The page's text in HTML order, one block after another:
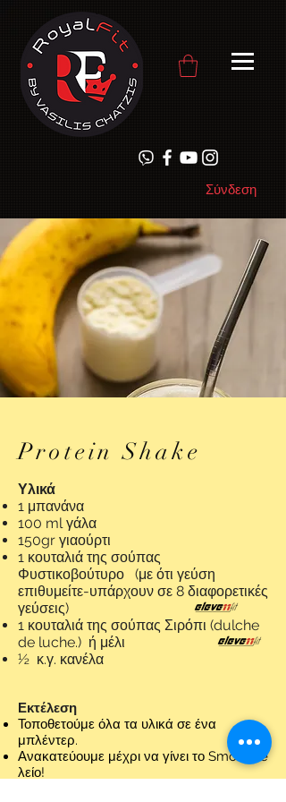
Σύνδεση
Protein Shake
Υλικά
1 μπανάνα
100 ml γάλα
150gr γιαούρτι
1 κουταλιά της σούπας
Φυστικοβούτυρο (με ότι γεύση
επιθυμείτε-υπάρχουν σε 8 διαφορετικές
γεύσεις)
1 κουταλιά της σούπας Σιρόπι (dulche
de luche.) ή μέλι
½ κ.γ. κανέλα
Εκτέλεση
Τοποθετούμε όλα τα υλικά σε ένα
μπλέντερ.
Ανακατεύουμε μέχρι να γίνει το Smoothie
λείο!